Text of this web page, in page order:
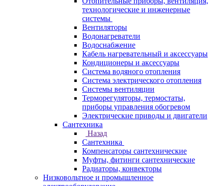
технологические и инженерные
системы
Вентиляторы
Водонагреватели
Водоснабжение
Кабель нагревательный и аксессуары
Кондиционеры и аксессуары
Система водяного отопления
Система электрического отопления
Системы вентиляции
Терморегуляторы, термостаты,
приборы управления обогревом
Электрические приводы и двигатели
Сантехника
Назад
Сантехника
Компенсаторы сантехнические
Муфты, фитинги сантехнические
Радиаторы, конвекторы
Низковольтное и промышленное